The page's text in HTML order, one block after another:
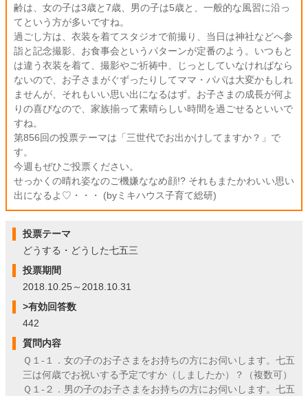
齢は、女の子は3歳と7歳、男の子は5歳と、一般的な風習に沿っ
てという方が多いですね。
過ごし方は、衣装を着てスタジオで前撮り、当日は神社などへ参
詣と記念撮影、お食事会というパターンが定番のよう。いつもと
は違う衣装を着て、撮影やご祈祷中、じっとしていなければなら
ないので、お子さまがぐずったりしてママ・パパは大変かもしれ
ませんが、それもいい思い出になるはず。お子さまの成長が何よ
りの喜びなので、家族揃って素晴らしい時間を過ごせるといいで
すね。
第856回の投票テーマは「三世代でお出かけしてますか？」で
す。
今週もぜひご投票ください。
せっかくの晴れ姿なのご機嫌ななめ顔!? それもまたかわいい思い
出になるよ♡・・・ (byミキハウス子育て総研)
投票テーマ
どうする・どうした七五三
投票期間
2018.10.25～2018.10.31
>有効回答数
442
質問内容
Ｑ１-１．女の子のお子さまをお持ちの方にお伺いします。七五
三は何歳でお祝いする予定ですか（しましたか）？（複数可）
Ｑ１-２．男の子のお子さまをお持ちの方にお伺いします。七五